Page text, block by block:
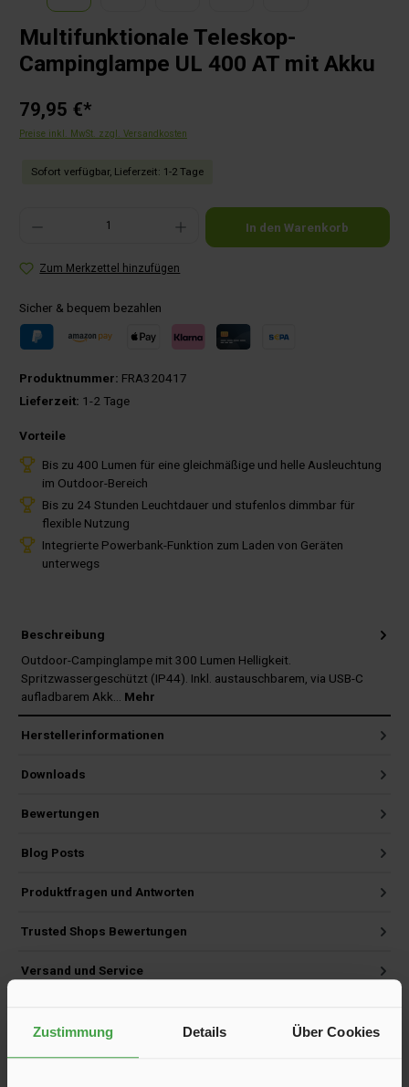
Zustimmung Details Über Cookies
Multifunktionale Teleskop-
Campinglampe UL 400 AT mit Akku
79,95 €*
Preise inkl. MwSt. zzgl. Versandkosten
Sofort verfügbar, Lieferzeit: 1-2 Tage
Produkt Anzahl: Gib den gewünschten Wert ein oder benutze die Schaltflächen um die
In den Warenkorb
Zum Merkzettel hinzufügen
Sicher & bequem bezahlen
Produktnummer: FRA320417
Lieferzeit: 1-2 Tage
Vorteile
Bis zu 400 Lumen für eine gleichmäßige und helle Ausleuchtung
im Outdoor-Bereich
Bis zu 24 Stunden Leuchtdauer und stufenlos dimmbar für
flexible Nutzung
Integrierte Powerbank-Funktion zum Laden von Geräten
unterwegs
Beschreibung
Outdoor-Campinglampe mit 300 Lumen Helligkeit.
Spritzwassergeschützt (IP44). Inkl. austauschbarem, via USB-C
aufladbarem Akk… Mehr
Herstellerinformationen
Downloads
Bewertungen
Blog Posts
Produktfragen und Antworten
Trusted Shops Bewertungen
Versand und Service